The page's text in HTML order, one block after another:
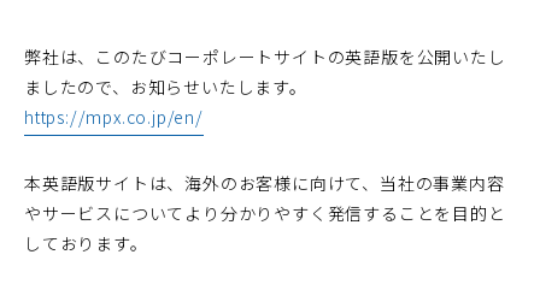
弊社は、このたびコーポレートサイトの英語版を公開いたし
ましたので、お知らせいたします。
https://mpx.co.jp/en/
本英語版サイトは、海外のお客様に向けて、当社の事業内容
やサービスについてより分かりやすく発信することを目的と
しております。